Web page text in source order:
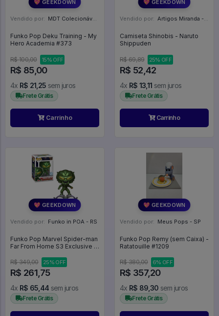
💖 GEEKDOWN
Vendido por: MDT Colecionáveis - DF
Funko Pop Deku Training - My
Hero Academia #373
R$ 100,00 15% OFF
R$ 85,00
4x R$ 21,25 sem juros
Frete Grátis
Carrinho
💖 GEEKDOWN
Vendido por: Artigos Miranda - RJ
Camiseta Shinobis - Naruto
Shippuden
R$ 69,89 25% OFF
R$ 52,42
4x R$ 13,11 sem juros
Frete Grátis
Carrinho
💖 GEEKDOWN
Vendido por: Funko in POA - RS
Funko Pop Marvel Spider-man
Far From Home S3 Exclusive -
Verde - Marvel #1168
R$ 349,00 25% OFF
R$ 261,75
4x R$ 65,44 sem juros
Frete Grátis
💖 GEEKDOWN
Vendido por: Meus Pops - SP
Funko Pop Remy (sem Caixa) -
Ratatouille #1209
R$ 380,00 6% OFF
R$ 357,20
4x R$ 89,30 sem juros
Frete Grátis